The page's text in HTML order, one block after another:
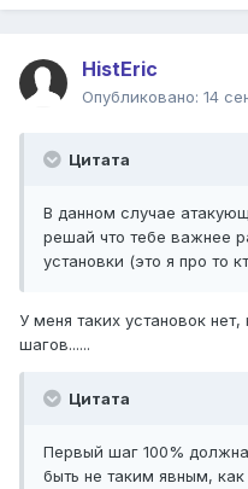
HistEric
Опубликовано: 14
Цитата
В данном случае
решай что тебе важнее
установки (это я про то
У меня таких установок
шагов......
Цитата
Первый шаг 100%
быть не таким явным,